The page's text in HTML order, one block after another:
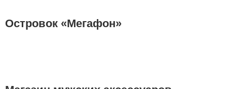
Островок «Мегафон»